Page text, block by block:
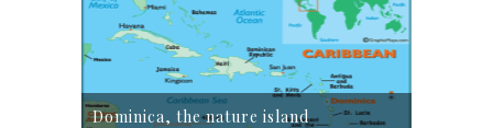
Dominica, the nature island